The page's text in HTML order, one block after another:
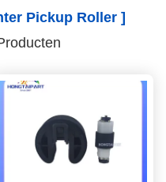
Pickup Roller ]